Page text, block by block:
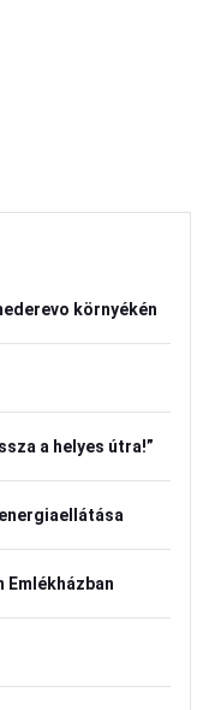
környékén
a helyes útra!”
Emlékházban